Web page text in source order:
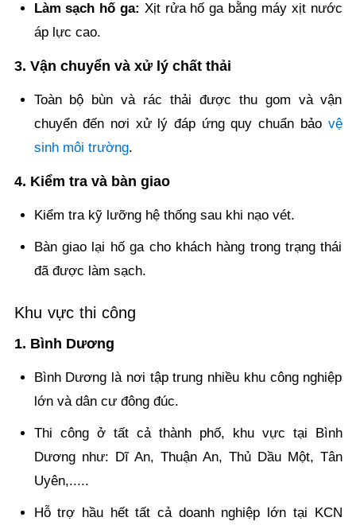
Làm sạch hố ga: Xịt rửa hố ga bằng máy xịt nước
áp lực cao.
3. Vận chuyển và xử lý chất thải
Toàn bộ bùn và rác thải được thu gom và vận
chuyển đến nơi xử lý đáp ứng quy chuẩn bảo vệ
sinh môi trường.
4. Kiểm tra và bàn giao
Kiểm tra kỹ lưỡng hệ thống sau khi nạo vét.
Bàn giao lại hố ga cho khách hàng trong trạng thái
đã được làm sạch.
Khu vực thi công
1. Bình Dương
Bình Dương là nơi tập trung nhiều khu công nghiệp
lớn và dân cư đông đúc.
Thi công ở tất cả thành phố, khu vực tại Bình
Dương như: Dĩ An, Thuận An, Thủ Dầu Một, Tân
Uyên,.....
Hỗ trợ hầu hết tất cả doanh nghiệp lớn tại KCN